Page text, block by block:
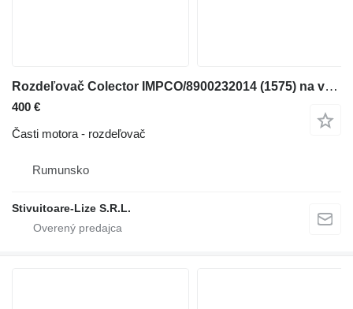
Rozdeľovač Colector IMPCO/8900232014 (1575) na vysokozdvižného vozíka
400 €
Časti motora - rozdeľovač
Rumunsko
Stivuitoare-Lize S.R.L.